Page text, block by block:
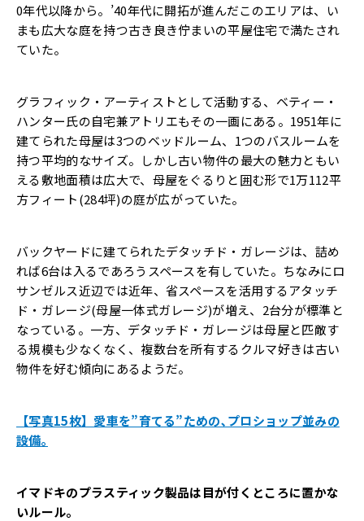
0年代以降から。’40年代に開拓が進んだこのエリアは、い
まも広大な庭を持つ古き良き佇まいの平屋住宅で満たされ
ていた。
グラフィック・アーティストとして活動する、ベティー・
ハンター氏の自宅兼アトリエもその一画にある。1951年に
建てられた母屋は3つのベッドルーム、1つのバスルームを
持つ平均的なサイズ。しかし古い物件の最大の魅力ともい
える敷地面積は広大で、母屋をぐるりと囲む形で1万112平
方フィート(284坪)の庭が広がっていた。
バックヤードに建てられたデタッチド・ガレージは、詰め
れば6台は入るであろうスペースを有していた。ちなみにロ
サンゼルス近辺では近年、省スペースを活用するアタッチ
ド・ガレージ(母屋一体式ガレージ)が増え、2台分が標準と
なっている。一方、デタッチド・ガレージは母屋と匹敵す
る規模も少なくなく、複数台を所有するクルマ好きは古い
物件を好む傾向にあるようだ。
【写真15枚】愛車を”育てる”ための､プロショップ並みの
設備｡
イマドキのプラスティック製品は目が付くところに置かな
いルール。